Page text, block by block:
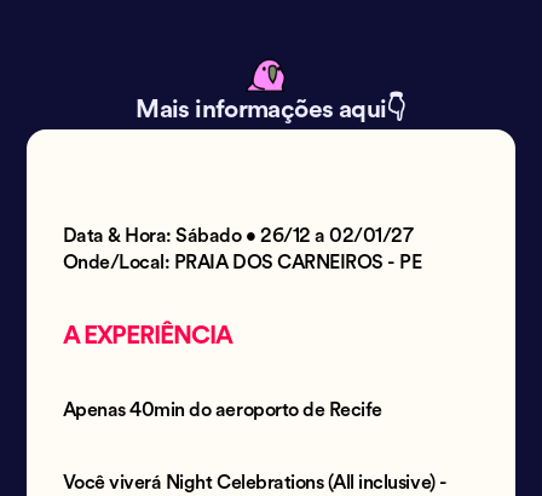
Mais informações aqui👇
Data & Hora: Sábado • 26/12 a 02/01/27
Onde/Local: PRAIA DOS CARNEIROS - PE
A EXPERIÊNCIA
Apenas 40min do aeroporto de Recife
Você viverá Night Celebrations (All inclusive) -